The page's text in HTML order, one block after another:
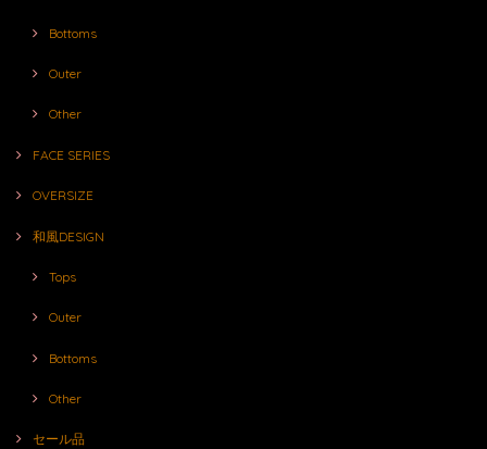
Bottoms
Outer
Other
FACE SERIES
OVERSIZE
和風DESIGN
Tops
Outer
Bottoms
Other
セール品